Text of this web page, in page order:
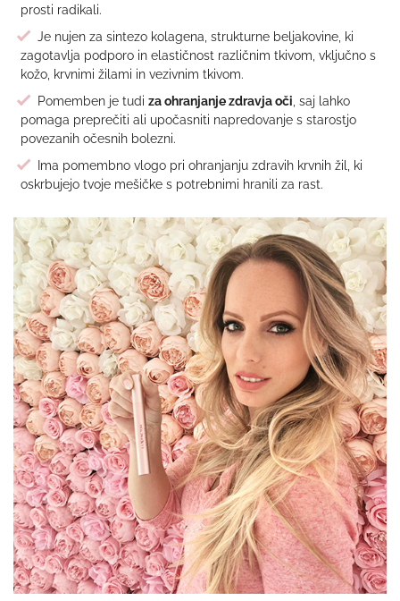
prosti radikali.
Je nujen za sintezo kolagena, strukturne beljakovine, ki
zagotavlja podporo in elastičnost različnim tkivom, vključno s
kožo, krvnimi žilami in vezivnim tkivom.
Pomemben je tudi za ohranjanje zdravja oči , saj lahko
pomaga preprečiti ali upočasniti napredovanje s starostjo
povezanih očesnih bolezni.
Ima pomembno vlogo pri ohranjanju zdravih krvnih žil, ki
oskrbujejo tvoje mešičke s potrebnimi hranili za rast.